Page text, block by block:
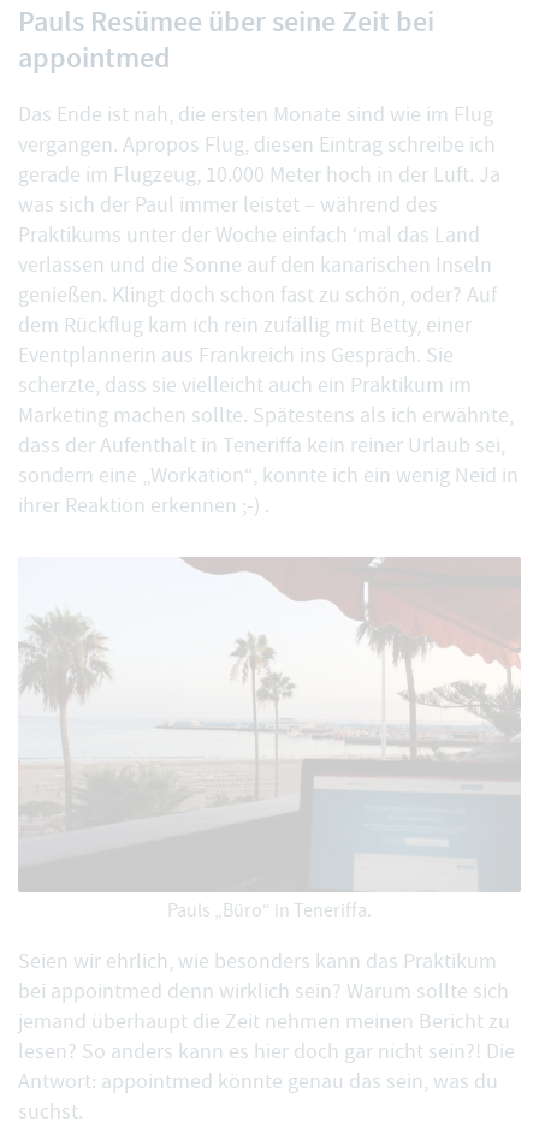
Pauls Resümee über seine Zeit bei
appointmed
Das Ende ist nah, die ersten Monate sind wie im Flug
vergangen. Apropos Flug, diesen Eintrag schreibe ich
gerade im Flugzeug, 10.000 Meter hoch in der Luft. Ja
was sich der Paul immer leistet – während des
Praktikums unter der Woche einfach ‘mal das Land
verlassen und die Sonne auf den kanarischen Inseln
genießen. Klingt doch schon fast zu schön, oder? Auf
dem Rückflug kam ich rein zufällig mit Betty, einer
Eventplannerin aus Frankreich ins Gespräch. Sie
scherzte, dass sie vielleicht auch ein Praktikum im
Marketing machen sollte. Spätestens als ich erwähnte,
dass der Aufenthalt in Teneriffa kein reiner Urlaub sei,
sondern eine „Workation“, konnte ich ein wenig Neid in
ihrer Reaktion erkennen ;-) .
Pauls „Büro“ in Teneriffa.
Seien wir ehrlich, wie besonders kann das Praktikum
bei appointmed denn wirklich sein? Warum sollte sich
jemand überhaupt die Zeit nehmen meinen Bericht zu
lesen? So anders kann es hier doch gar nicht sein?! Die
Antwort: appointmed könnte genau das sein, was du
suchst.